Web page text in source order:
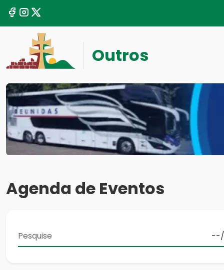
Outros
Agenda de Eventos